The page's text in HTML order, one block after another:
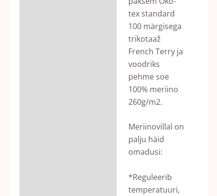
tex standard
100 märgisega
trikotaaž
French Terry ja
voodriks
pehme soe
100% meriino
260g/m2.
Meriinovillal on
palju häid
omadusi:
*Reguleerib
temperatuuri,